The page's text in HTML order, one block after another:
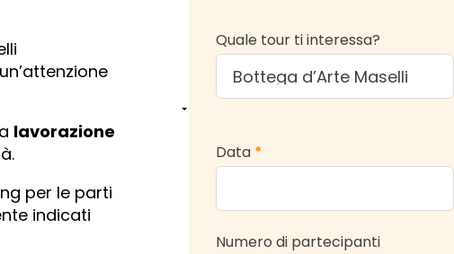
lavorazione
per le parti
indicati
Quale tour ti interessa?
Data *
Numero di partecipanti